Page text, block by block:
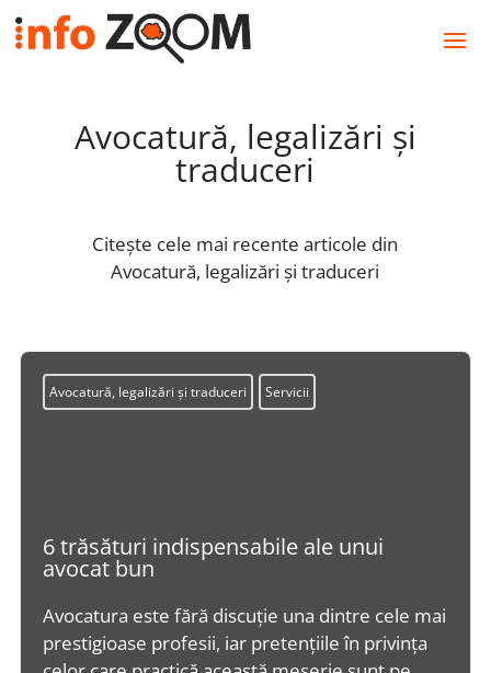
Avocatură, legalizări și
traduceri
Citește cele mai recente articole din
Avocatură, legalizări și traduceri
Avocatură, legalizări și traduceri Servicii
6 trăsături indispensabile ale unui
avocat bun
Avocatura este fără discuție una dintre cele mai
prestigioase profesii, iar pretențiile în privința